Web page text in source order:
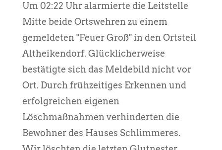
Um 02:22 Uhr alarmierte die Leitstelle
Mitte beide Ortswehren zu einem
gemeldeten "Feuer Groß" in den Ortsteil
Altheikendorf. Glücklicherweise
bestätigte sich das Meldebild nicht vor
Ort. Durch frühzeitiges Erkennen und
erfolgreichen eigenen
Löschmaßnahmen verhinderten die
Bewohner des Hauses Schlimmeres.